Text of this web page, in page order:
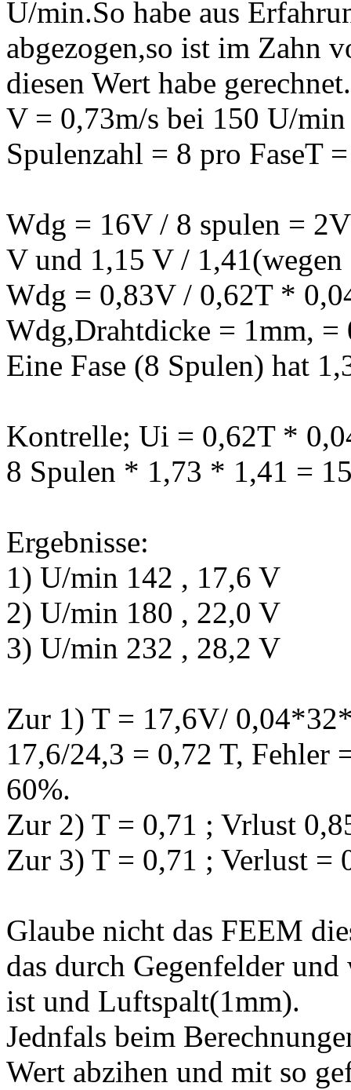
U/min.So habe aus
abgezogen,so ist im Zahn
diesen Wert habe gerechnet.
V = 0,73m/s bei 150 U/min
Spulenzahl = 8 pro FaseT
Wdg = 16V / 8 spulen =
V und 1,15 V /
Wdg = 0,83V / 0,62T *
Wdg,Drahtdicke = 1mm, =
Eine Fase (8 Spulen) hat
Kontrelle; Ui = 0,62T *
8 Spulen * 1,73 * 1,41 =
Ergebnisse:
1) U/min 142 , 17,6 V
2) U/min 180 , 22,0 V
3) U/min 232 , 28,2 V
Zur 1) T = 17,6V/
17,6/24,3 = 0,72 T, Fehler
60%.
Zur 2) T = 0,71 ; Vrlust
Zur 3) T = 0,71 ; Verlust =
Glaube nicht das FEEM
das durch Gegenfelder
ist und Luftspalt(1mm).
Jednfals beim
Wert abzihen und mit so